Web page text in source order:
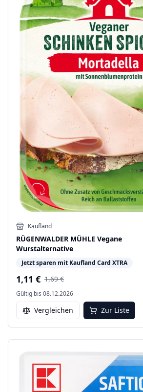
Kaufland
RÜGENWALDER MÜHLE Vegane
Wurstalternative
Jetzt sparen mit Kaufland Card XTRA
1,11 € 1,69 €
Gültig bis 08.12.2026
Vergleichen Zur Liste